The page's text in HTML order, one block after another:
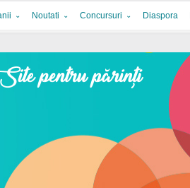
Noutati Concursuri Diaspora